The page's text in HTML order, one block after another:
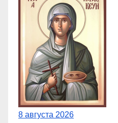
8 августа 2026